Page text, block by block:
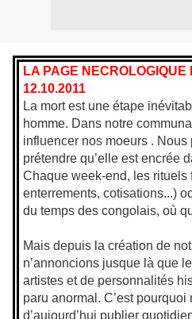
LA PAGE NECROLOGIQUE
12.10.2011
La mort est une étape
homme. Dans notre
influencer nos moeurs . Nous
prétendre qu’elle est encrée
Chaque week-end, les rituels
enterrements, cotisations...)
du temps des congolais, où
Mais depuis la création de
n’annoncions jusque là que
artistes et de personnalités
paru anormal. C’est
d’aujourd’hui publier